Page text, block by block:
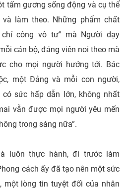
tấm gương sống động và cụ thể
làm theo. Những phẩm chất
chí công vô tư" mà Người dạy
cán bộ, đảng viên noi theo mà
cho mọi người hướng tới. Bác
một Đảng và mỗi con người,
sức hấp dẫn lớn, không nhất
vẫn được mọi người yêu mến
trong sáng nữa”.
luôn thực hành, đi trước làm
cách ấy đã tạo nên một sức
một lòng tin tuyệt đối của nhân